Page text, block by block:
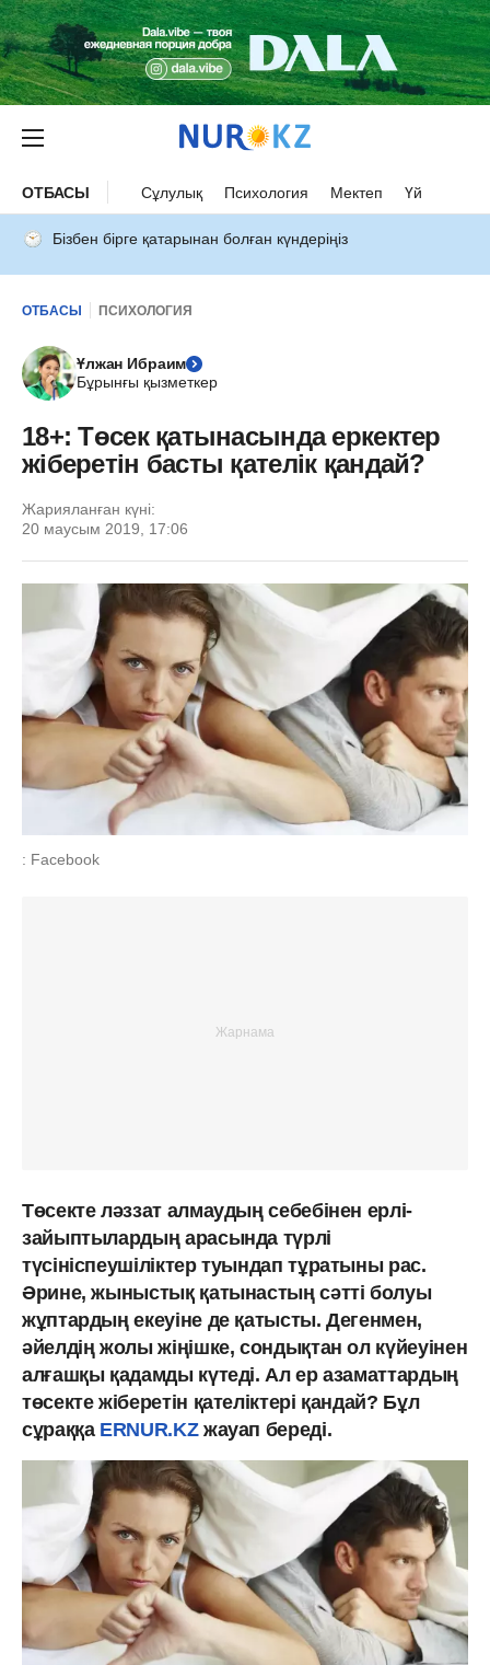
ОТБАСЫ Сұлулық Психология Мектеп Үй
Бізбен бірге қатарынан болған күндеріңіз
ОТБАСЫ ПСИХОЛОГИЯ
Ұлжан Ибраим
Бұрынғы қызметкер
18+: Төсек қатынасында еркектер
жіберетін басты қателік қандай?
Жарияланған күні:
20 маусым 2019, 17:06
: Facebook
Төсекте ләззат алмаудың себебінен ерлі-
зайыптылардың арасында түрлі
түсініспеушіліктер туындап тұратыны рас.
Әрине, жыныстық қатынастың сәтті болуы
жұптардың екеуіне де қатысты. Дегенмен,
әйелдің жолы жіңішке, сондықтан ол күйеуінен
алғашқы қадамды күтеді. Ал ер азаматтардың
төсекте жіберетін қателіктері қандай? Бұл
сұраққа ERNUR.KZжауап береді.